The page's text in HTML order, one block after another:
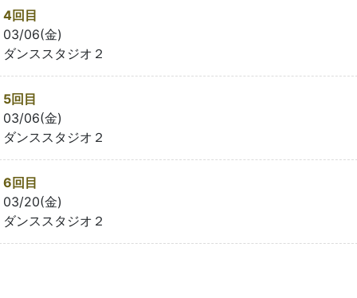
4回目
03/06(金)
ダンススタジオ２
5回目
03/06(金)
ダンススタジオ２
6回目
03/20(金)
ダンススタジオ２